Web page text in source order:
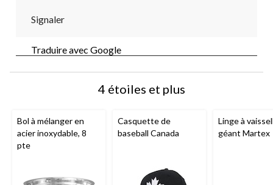
Signaler
Traduire avec Google
4 étoiles et plus
Bol à mélanger en
acier inoxydable, 8
pte
Casquette de
baseball Canada
Linge à
géant Martex